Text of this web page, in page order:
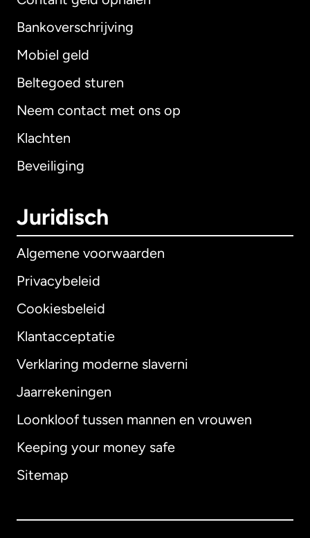
Bankoverschrijving
Mobiel geld
Beltegoed sturen
Neem contact met ons op
Klachten
Beveiliging
Juridisch
Algemene voorwaarden
Privacybeleid
Cookiesbeleid
Klantacceptatie
Verklaring moderne slaverni
Jaarrekeningen
Loonkloof tussen mannen en vrouwen
Keeping your money safe
Sitemap
Internationaal English
Australië